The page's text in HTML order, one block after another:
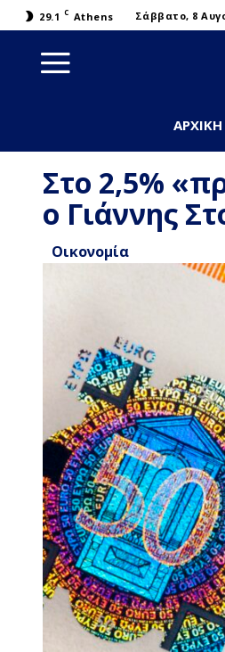
29.1 C Athens Σάββατο, 8
ΑΡΧΙΚΉ
Στο 2,5%
ο Γιάννης
Οικονομία